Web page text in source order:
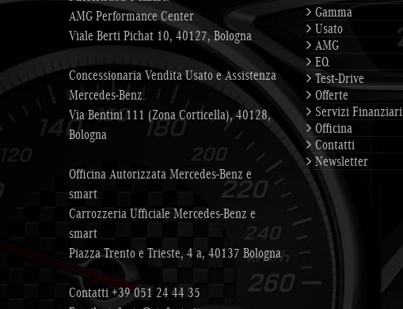
AMG Performance Center
Viale Berti Pichat 10, 40127, Bologna
Concessionaria Vendita Usato e Assistenza
Mercedes-Benz.
Via Bentini 111 (Zona Corticella), 40128,
Bologna
Officina Autorizzata Mercedes-Benz e
smart
Carrozzeria Ufficiale Mercedes-Benz e
smart
Piazza Trento e Trieste, 4 a, 40137 Bologna
Contatti+39 051 24 44 35
Gamma
Usato
AMG
EQ
Test-Drive
Offerte
Servizi Finanziari
Officina
Contatti
Newsletter